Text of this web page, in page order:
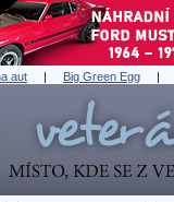
aut | Big Green Egg |